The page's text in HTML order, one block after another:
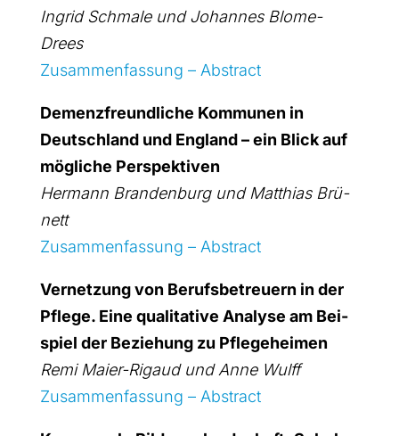
Ingrid Schma­le und Johan­nes Blo­me-
Drees
Zusam­men­fas­sung – Abs­tract
Demenz­freund­li­che Kom­mu­nen in
Deutsch­land und Eng­land – ein Blick auf
mög­li­che Per­spek­ti­ven
Her­mann Bran­den­burg und Mat­thi­as Brü­
nett
Zusam­men­fas­sung – Abs­tract
Ver­net­zung von Berufs­be­treu­ern in der
Pfle­ge. Eine qua­li­ta­ti­ve Ana­ly­se am Bei­
spiel der Bezie­hung zu Pfle­ge­hei­men
Remi Mai­er-Rigaud und Anne Wulff
Zusam­men­fas­sung – Abs­tract